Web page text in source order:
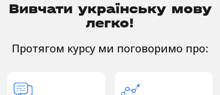
Вивчати українську мову
легко!
Протягом курсу ми поговоримо про: